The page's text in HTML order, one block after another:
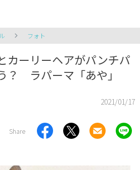
フォト
カーリーヘアがパンチパ
？ ラパーマ「あや」
2021/01/17
Share